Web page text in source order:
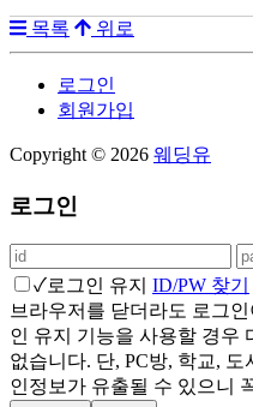
목록 위로
로그인
회원가입
Copyright © 2026 웨딩유
로그인
✓로그인 유지 ID/PW 찾기
브라우저를 닫더라도 로그
인 유지 기능을 사용할 경우
없습니다. 단, PC방, 학교,
인정보가 유출될 수 있으니